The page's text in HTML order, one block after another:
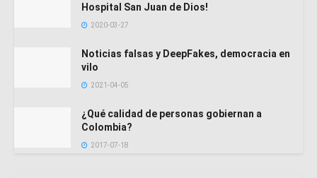
Hospital San Juan de Dios!
2020-03-27
Noticias falsas y DeepFakes, democracia en
vilo
2021-04-05
¿Qué calidad de personas gobiernan a
Colombia?
2017-07-18